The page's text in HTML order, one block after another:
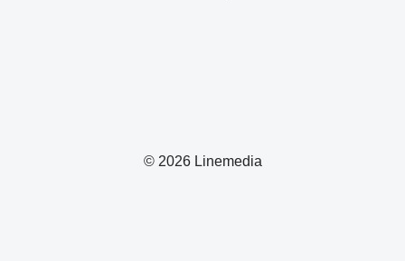
© 2026 Linemedia